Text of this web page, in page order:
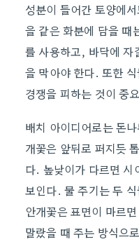
성분이 들어간 토양에
을 같은 화분에 담을 때
를 사용하고, 바닥에 자
을 막아야 한다. 또한
경쟁을 피하는 것이 중
배치 아이디어로는 돈
개꽃은 앞뒤로 퍼지듯
다. 높낮이가 다르면 시
보인다. 물 주기는 두
안개꽃은 표면이 마르
말랐을 때 주는 방식으